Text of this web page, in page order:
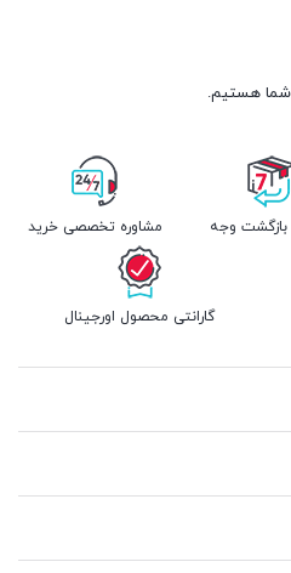
بازگشت وجه مشاوره تخصصی خرید
گارانتی محصول اورجینال